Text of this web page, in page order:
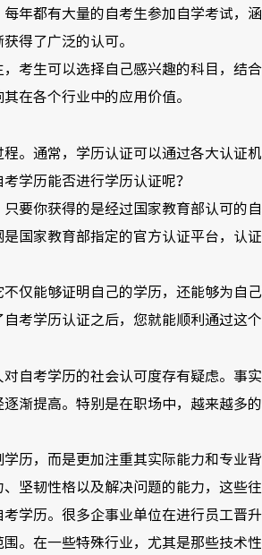
年都有大量的自考生参加自学考试，
得了广泛的认可。
考生可以选择自己感兴趣的科目，结
在各个行业中的应用价值。
。通常，学历认证可以通过各大认证
学历能否进行学历认证呢？
要你获得的是经过国家教育部认可的
国家教育部指定的官方认证平台，认
仅能够证明自己的学历，还能够为自
考学历认证之后，您就能顺利通过这个
自考学历的社会认可度存有疑虑。事
渐提高。特别是在职场中，越来越多
历，而是更加注重其实际能力和专业
坚韧性格以及解决问题的能力，这些
学历。很多企事业单位在进行员工晋
。在一些特殊行业，尤其是那些技术